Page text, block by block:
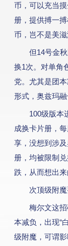
币，可以充当
册，提供搏一
币，岂不是美滋
但14号金
换1次。对单角
党。尤其是团
形式，奥兹玛
100级版本
成换卡片册，
享，没想到涉
册，均被限制
跌，从而想出来
次顶级附
梅尔文这
本减负，出现“
级附魔，可谓